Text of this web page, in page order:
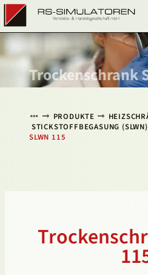
Trockenschrank
PRODUKTE
STICKSTOFFBEGASUNG (SLWN)
SLWN 115
PRODUKTE
Kühlschränke
Kühlinkubatoren
Heizschränke
Klimaschränke
Sonstiges
ÜBER UNS
KONTAKT
NACH OBEN